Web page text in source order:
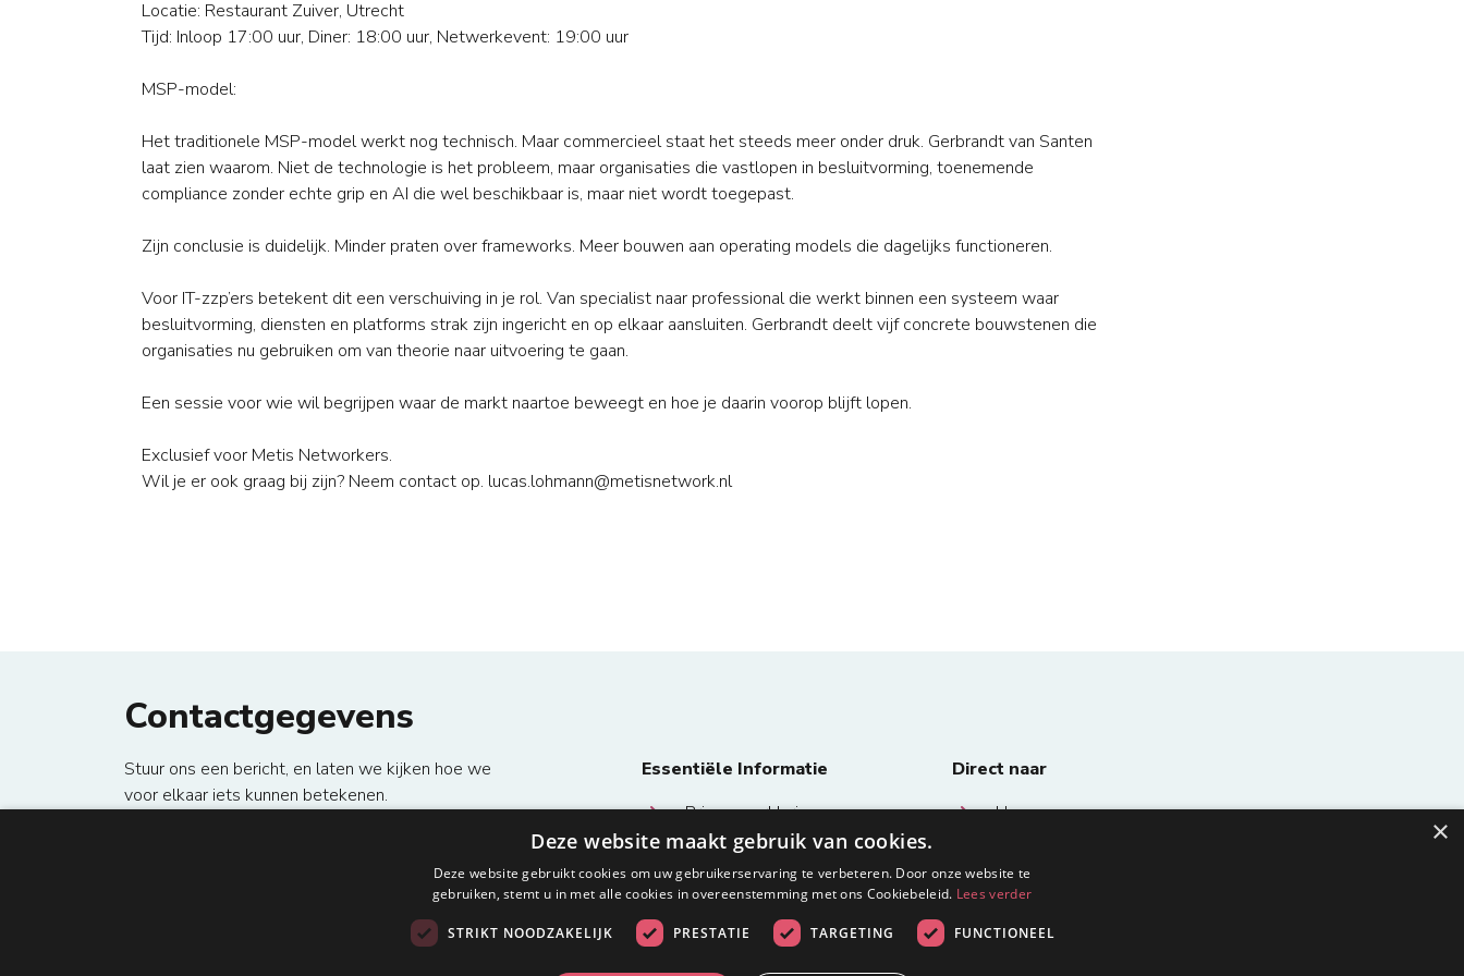
Locatie: Restaurant Zuiver, Utrecht
Tijd: Inloop 17:00 uur, Diner: 18:00 uur, Netwerkevent: 19:00 uur
MSP-model:
Het traditionele MSP-model werkt nog technisch. Maar commercieel staat het steeds meer onder druk. Gerbrandt van Santen
laat zien waarom. Niet de technologie is het probleem, maar organisaties die vastlopen in besluitvorming, toenemende
compliance zonder echte grip en AI die wel beschikbaar is, maar niet wordt toegepast.
Zijn conclusie is duidelijk. Minder praten over frameworks. Meer bouwen aan operating models die dagelijks functioneren.
Voor IT-zzp’ers betekent dit een verschuiving in je rol. Van specialist naar professional die werkt binnen een systeem waar
besluitvorming, diensten en platforms strak zijn ingericht en op elkaar aansluiten. Gerbrandt deelt vijf concrete bouwstenen die
organisaties nu gebruiken om van theorie naar uitvoering te gaan.
Een sessie voor wie wil begrijpen waar de markt naartoe beweegt en hoe je daarin voorop blijft lopen.
Exclusief voor Metis Networkers.
Wil je er ook graag bij zijn? Neem contact op. lucas.lohmann@metisnetwork.nl
Contactgegevens
Stuur ons een bericht, en laten we kijken hoe we
voor elkaar iets kunnen betekenen.
Unit G1331, Keurenplein 41, 1069 CD Amsterdam
Essentiële Informatie
Privacy verklaring
Algemene voorwaarden en
bepalingen
Direct naar
Homepage
×
Deze website maakt gebruik van cookies.
Deze website gebruikt cookies om uw gebruikerservaring te verbeteren. Door onze website te
gebruiken, stemt u in met alle cookies in overeenstemming met ons Cookiebeleid. Lees verder
STRIKT NOODZAKELIJK PRESTATIE TARGETING FUNCTIONEEL